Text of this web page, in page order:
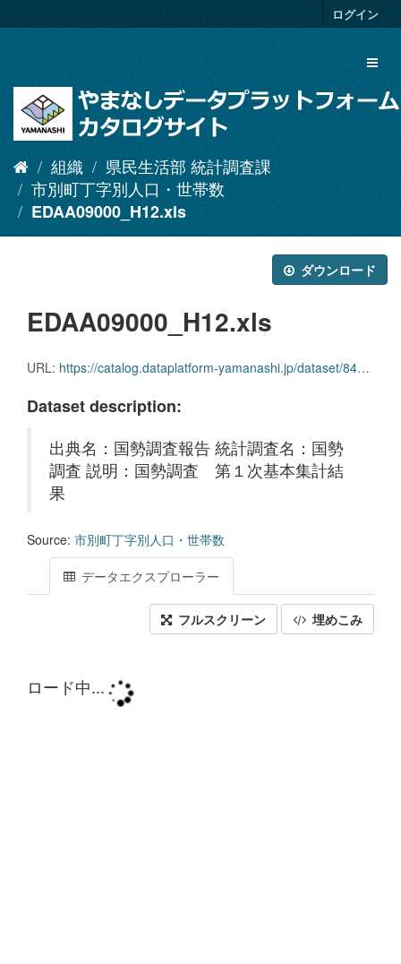
キ
ログイン
組織
県民生活部 統計調査課
市別町丁字別人口・世帯数
EDAA09000_H12.xls
ダウンロード
EDAA09000_H12.xls
URL: https://catalog.dataplatform-yamanashi.jp/dataset/84b30595-4d3d-45cb-b20d-5ad75da143ea/resource/c6865301-36ea-4ef2-a623-febe9d899336/download/edaa09000_h12.xls
Dataset description:
出典名：国勢調査報告 統計調査名：国勢
調査 説明：国勢調査 第１次基本集計結
果
Source: 市別町丁字別人口・世帯数
データエクスプローラー
フルスクリーン 埋めこみ